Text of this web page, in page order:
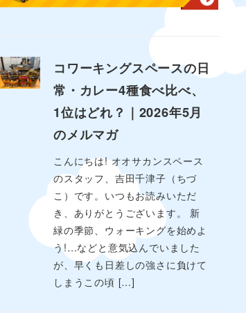
コワーキングスペースの日
常・カレー4種食べ比べ、
1位はどれ？｜2026年5月
のメルマガ
こんにちは! オオサカンスペース
のスタッフ、吉田千津子（ちづ
こ）です。いつもお読みいただ
き、ありがとうございます。 新
緑の季節、ウォーキングを始めよ
う!…などと意気込んでいました
が、早くも日差しの強さに負けて
しまうこの頃 […]